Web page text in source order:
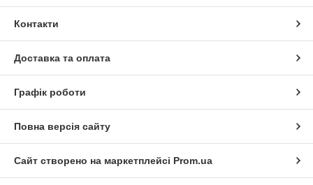
Контакти
Доставка та оплата
Графік роботи
Повна версія сайту
Сайт створено на маркетплейсі Prom.ua